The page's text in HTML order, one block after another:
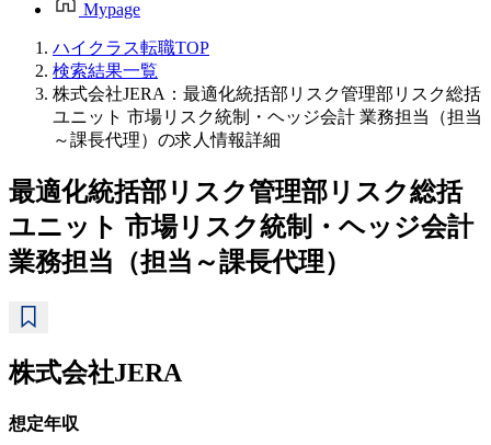
Mypage
ハイクラス転職TOP
検索結果一覧
株式会社JERA：最適化統括部リスク管理部リスク総括
ユニット 市場リスク統制・ヘッジ会計 業務担当（担当
～課長代理）の求人情報詳細
最適化統括部リスク管理部リスク総括
ユニット 市場リスク統制・ヘッジ会計
業務担当（担当～課長代理）
株式会社JERA
想定年収